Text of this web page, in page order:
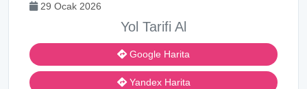
29 Ocak 2026
Yol Tarifi Al
Google Harita
Yandex Harita